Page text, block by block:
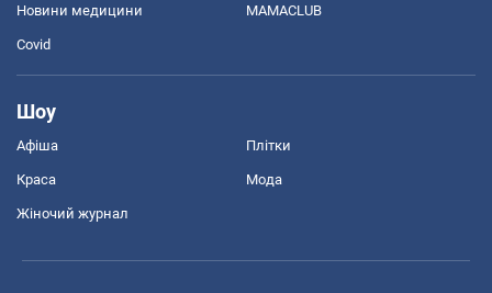
Новини медицини MAMACLUB
Covid
Шоу
Афіша Плітки
Краса Мода
Жіночий журнал